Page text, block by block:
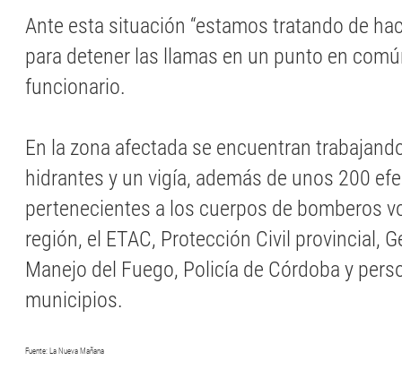
Ante esta situación “estamos tratando de
para detener las llamas en un punto en
funcionario.
En la zona afectada se encuentran
hidrantes y un vigía, además de unos 200
pertenecientes a los cuerpos de bomberos
región, el ETAC, Protección Civil provincial,
Manejo del Fuego, Policía de Córdoba y
municipios.
Fuente: La Nueva Mañana